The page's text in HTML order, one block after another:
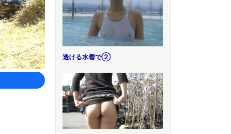
透ける水着で②